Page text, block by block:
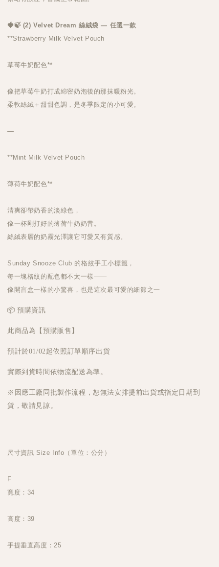
🍓🍃 (2) Velvet Dream 絲絨袋 — 任選一款
**Strawberry Milk Velvet Pouch
草莓牛奶配色**
像把草莓牛奶打成綿密奶泡後的那抹暖粉光。
柔軟絲絨＋甜甜色調，是冬季限定的小可愛。
—
**Mint Milk Velvet Pouch
薄荷牛奶配色**
清爽卻帶奶香的淡綠色，
像一杯剛打好的薄荷牛奶奶昔。
絲絨表層的奶霧光澤讓它可愛又有質感。
Sunday Snooze Club 的格紋手工小標籤，
每一塊格紋的配色都不太一樣——
像開盲盒一樣的小驚喜，也是這次最可愛的細節之一
📦 預購資訊
此商品為【預購販售】
預計於01/02起依照訂單順序出貨
實際到貨時間依物流配送為準。
※因應工廠同批製作流程，恕無法安排提前出貨或指定日期到
貨，敬請見諒。
尺寸資訊 Size Info（單位：公分）
F
寬度：34
高度：39
手提垂直高度：25